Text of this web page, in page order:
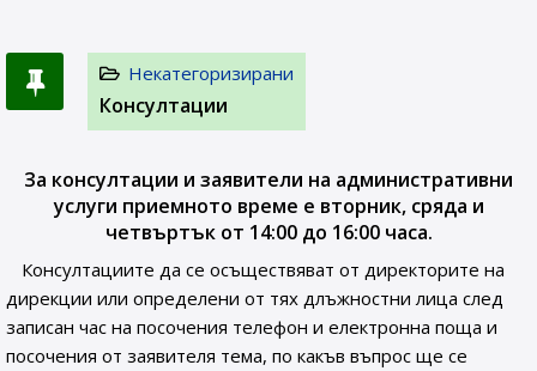
Некатегоризирани
Консултации
За консултации и заявители на административни
услуги приемното време е вторник, сряда и
четвъртък от 14:00 до 16:00 часа.
Консултациите да се осъществяват от директорите на
дирекции или определени от тях длъжностни лица след
записан час на посочения телефон и електронна поща и
посочения от заявителя тема, по какъв въпрос ще се